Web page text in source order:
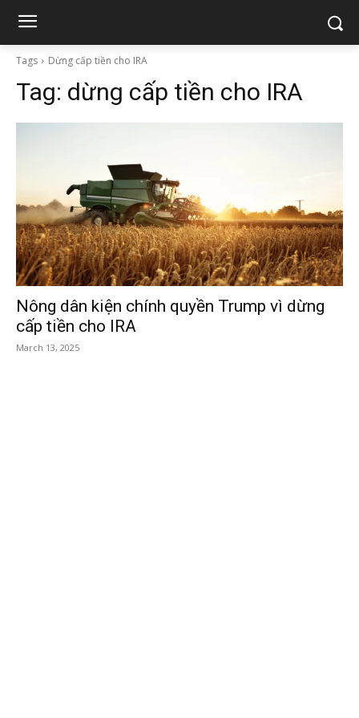
Tags Dừng cấp tiền cho IRA
Tag: dừng cấp tiền cho IRA
Nông dân kiện chính quyền Trump vì dừng
cấp tiền cho IRA
March 13, 2025